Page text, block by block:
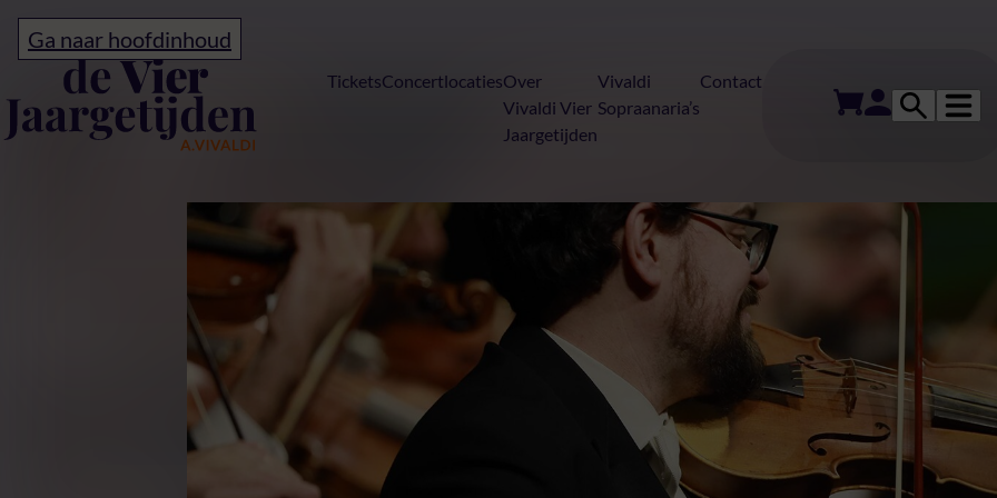
Ga naar hoofdinhoud
TicketsConcertlocatiesOver
Vivaldi Vier
Jaargetijden
Vivaldi
Sopraanaria’s
Contact
Lente Vivaldi’s Vier